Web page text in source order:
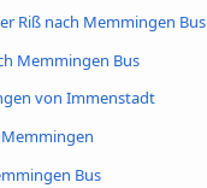
Riß nach Memmingen Bus
Memmingen Bus
von Immenstadt
Bus